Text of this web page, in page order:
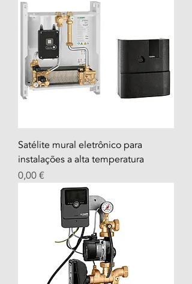
Satélite mural eletrônico para
instalações a alta temperatura
Prix
0,00 €